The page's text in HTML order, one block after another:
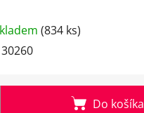
(834 ks)
Do košíka